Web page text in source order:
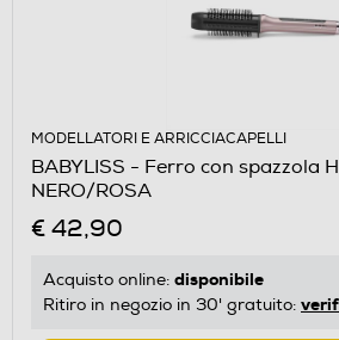
MODELLATORI E ARRICCIACAPELLI
BABYLISS - Ferro con spazzola
NERO/ROSA
€ 42,90
Acquisto online: disponibile
Ritiro in negozio in 30' gratuito: